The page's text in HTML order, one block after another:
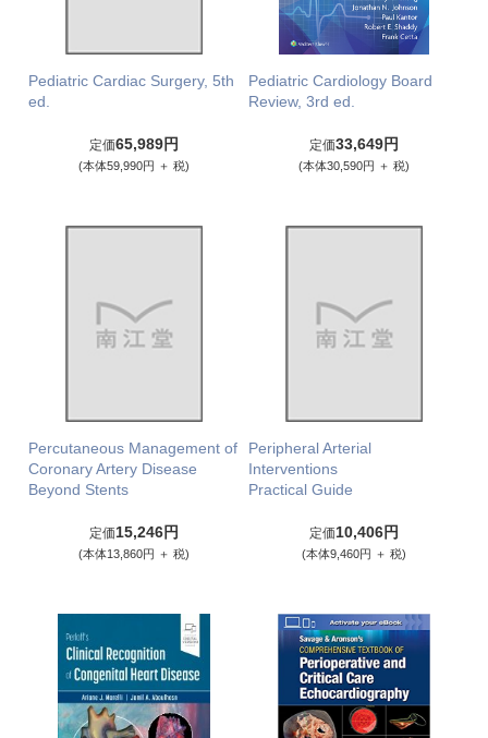
Pediatric Cardiac Surgery, 5th
ed.
定価65,989円
(本体59,990円 ＋ 税)
Pediatric Cardiology Board
Review, 3rd ed.
定価33,649円
(本体30,590円 ＋ 税)
Percutaneous Management of
Coronary Artery Disease
Beyond Stents
定価15,246円
(本体13,860円 ＋ 税)
Peripheral Arterial
Interventions
Practical Guide
定価10,406円
(本体9,460円 ＋ 税)